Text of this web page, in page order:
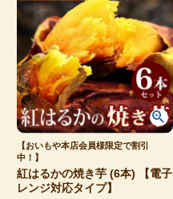
【おいもや本店会員様限定で割引
中！】
紅はるかの焼き芋 (6本) 【電子
レンジ対応タイプ】